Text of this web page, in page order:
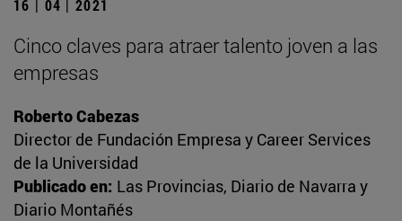
16 | 04 | 2021
Cinco claves para atraer talento joven a las
empresas
Roberto Cabezas
Director de Fundación Empresa y Career Services
de la Universidad
Publicado en: Las Provincias, Diario de Navarra y
Diario Montañés